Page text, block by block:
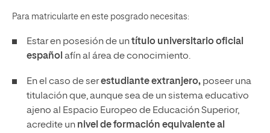
Para matricularte en este posgrado necesitas:
Estar en posesión de untítulo universitario oficial
español afín al área de conocimiento.
En el caso de serestudiante extranjero, poseer una
titulación que, aunque sea de un sistema educativo
ajeno al Espacio Europeo de Educación Superior,
acredite un nivel de formación equivalente al